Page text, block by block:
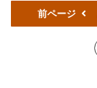
前ページ